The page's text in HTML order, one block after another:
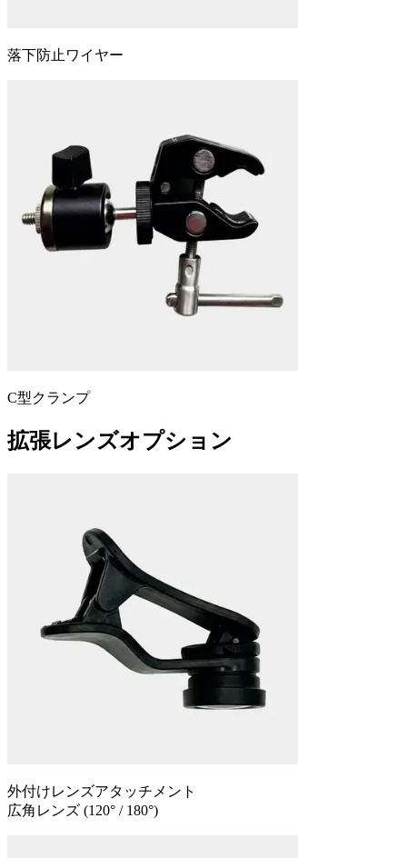
落下防止ワイヤー
C型クランプ
拡張レンズオプション
外付けレンズアタッチメント
広角レンズ (120° / 180°)